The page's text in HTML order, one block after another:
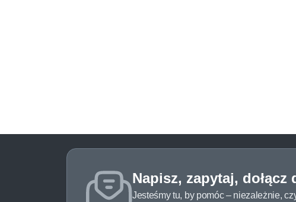
Napisz, zapytaj, dołącz
Jesteśmy tu, by pomóc – niezależnie,